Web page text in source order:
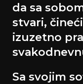
da sa
stvari,
izuzetno
Sa svojim